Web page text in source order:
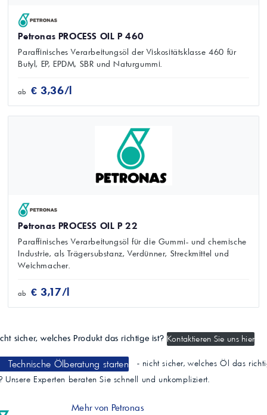
Petronas PROCESS OIL P 460
Paraffinisches Verarbeitungsöl der Viskositätsklasse 460 für
Butyl, EP, EPDM, SBR und Naturgummi.
ab € 3,36/l
Petronas PROCESS OIL P 22
Paraffinisches Verarbeitungsöl für die Gummi- und chemische
Industrie, als Trägersubstanz, Verdünner, Streckmittel und
Weichmacher.
ab € 3,17/l
sicher, welches Produkt das richtige ist? Kontaktieren Sie uns hier
Technische Ölberatung starten
- nicht sicher, welches Öl das
Unsere Experten beraten Sie schnell und unkompliziert.
Mehr von Petronas